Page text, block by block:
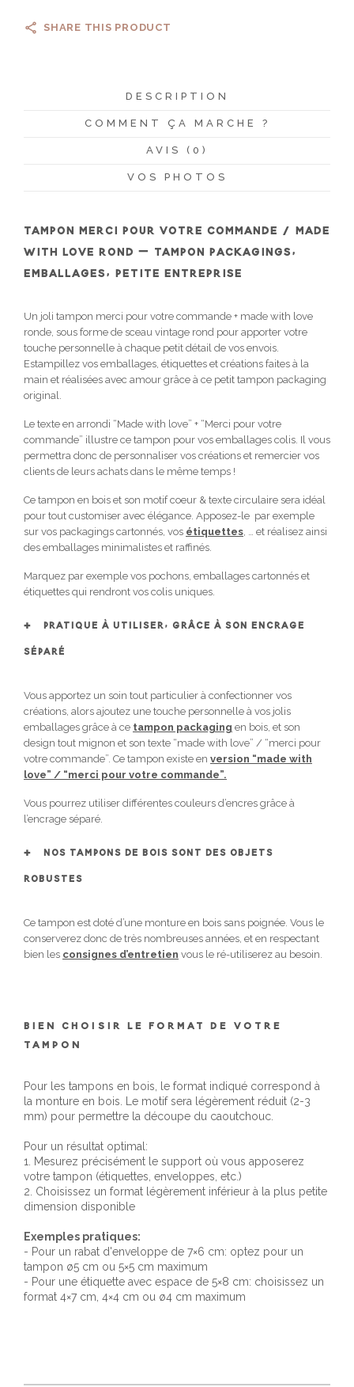
SHARE THIS PRODUCT
DESCRIPTION
COMMENT ÇA MARCHE ?
AVIS (0)
VOS PHOTOS
TAMPON MERCI POUR VOTRE COMMANDE / MADE
WITH LOVE ROND – TAMPON PACKAGINGS,
EMBALLAGES, PETITE ENTREPRISE
Un joli tampon merci pour votre commande + made with love
ronde, sous forme de sceau vintage rond pour apporter votre
touche personnelle à chaque petit détail de vos envois.
Estampillez vos emballages, étiquettes et créations faites à la
main et réalisées avec amour grâce à ce petit tampon packaging
original.
Le texte en arrondi “Made with love” + “Merci pour votre
commande” illustre ce tampon pour vos emballages colis. Il vous
permettra donc de personnaliser vos créations et remercier vos
clients de leurs achats dans le même temps !
Ce tampon en bois et son motif coeur & texte circulaire sera idéal
pour tout customiser avec élégance. Apposez-le par exemple
sur vos packagings cartonnés, vos étiquettes , … et réalisez ainsi
des emballages minimalistes et raffinés.
Marquez par exemple vos pochons, emballages cartonnés et
étiquettes qui rendront vos colis uniques.
PRATIQUE À UTILISER, GRÂCE À SON ENCRAGE
SÉPARÉ
Vous apportez un soin tout particulier à confectionner vos
créations, alors ajoutez une touche personnelle à vos jolis
emballages grâce à ce tampon packaging en bois, et son
design tout mignon et son texte “made with love” / “merci pour
votre commande”. Ce tampon existe en version “made with
love” / “merci pour votre commande”.
Vous pourrez utiliser différentes couleurs d’encres grâce à
l’encrage séparé.
NOS TAMPONS DE BOIS SONT DES OBJETS
ROBUSTES
Ce tampon est doté d’une monture en bois sans poignée. Vous le
conserverez donc de très nombreuses années, et en respectant
bien les consignes d’entretien vous le ré-utiliserez au besoin.
BIEN CHOISIR LE FORMAT DE VOTRE
TAMPON
Pour les tampons en bois, le format indiqué correspond à
la monture en bois. Le motif sera légèrement réduit (2-3
mm) pour permettre la découpe du caoutchouc.
Pour un résultat optimal:
1. Mesurez précisément le support où vous apposerez
votre tampon (étiquettes, enveloppes, etc.)
2. Choisissez un format légèrement inférieur à la plus petite
dimension disponible
Exemples pratiques:
- Pour un rabat d'enveloppe de 7×6 cm: optez pour un
tampon ø5 cm ou 5×5 cm maximum
- Pour une étiquette avec espace de 5×8 cm: choisissez un
format 4×7 cm, 4×4 cm ou ø4 cm maximum